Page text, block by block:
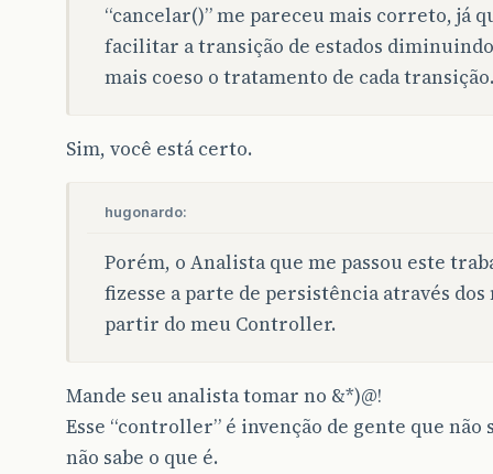
“cancelar()” me pareceu mais correto, já
facilitar a transição de estados
mais coeso o tratamento de cada transição.
Sim, você está certo.
hugonardo:
Porém, o Analista que me passou este
fizesse a parte de persistência através dos
partir do meu Controller.
Mande seu analista tomar no &*)@!
Esse “controller” é invenção de gente que não
não sabe o que é.